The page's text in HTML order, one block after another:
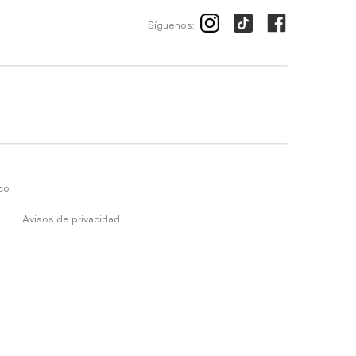
Síguenos:
Avisos de privacidad